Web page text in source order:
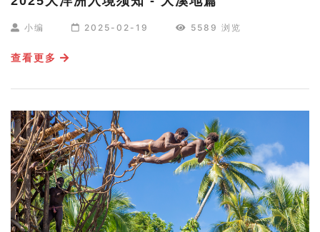
小编 2025-02-19 5589 浏览
查看更多